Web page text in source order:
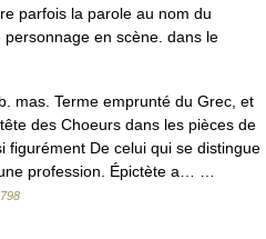
parfois la parole au nom du
en scène. dans le
mas. Terme emprunté du Grec, et
des Choeurs dans les pièces de
De celui qui se distingue
profession. Épictète a… …